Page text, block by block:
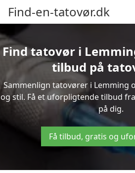
Find-en-tatovør.dk
Find tatovør i
tilbud på
Sammenlign tatovører i Lemming
og stil. Få et uforpligtende tilbud
på dig.
Få tilbud, gratis og